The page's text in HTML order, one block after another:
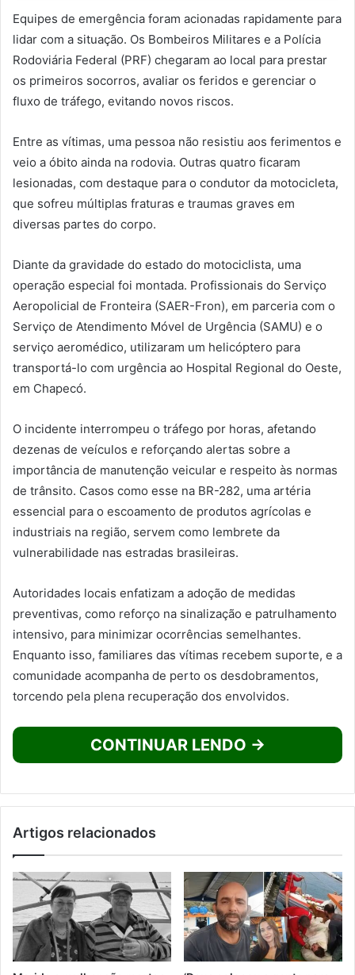
Equipes de emergência foram acionadas rapidamente para
lidar com a situação. Os Bombeiros Militares e a Polícia
Rodoviária Federal (PRF) chegaram ao local para prestar
os primeiros socorros, avaliar os feridos e gerenciar o
fluxo de tráfego, evitando novos riscos.
Entre as vítimas, uma pessoa não resistiu aos ferimentos e
veio a óbito ainda na rodovia. Outras quatro ficaram
lesionadas, com destaque para o condutor da motocicleta,
que sofreu múltiplas fraturas e traumas graves em
diversas partes do corpo.
Diante da gravidade do estado do motociclista, uma
operação especial foi montada. Profissionais do Serviço
Aeropolicial de Fronteira (SAER-Fron), em parceria com o
Serviço de Atendimento Móvel de Urgência (SAMU) e o
serviço aeromédico, utilizaram um helicóptero para
transportá-lo com urgência ao Hospital Regional do Oeste,
em Chapecó.
O incidente interrompeu o tráfego por horas, afetando
dezenas de veículos e reforçando alertas sobre a
importância de manutenção veicular e respeito às normas
de trânsito. Casos como esse na BR-282, uma artéria
essencial para o escoamento de produtos agrícolas e
industriais na região, servem como lembrete da
vulnerabilidade nas estradas brasileiras.
Autoridades locais enfatizam a adoção de medidas
preventivas, como reforço na sinalização e patrulhamento
intensivo, para minimizar ocorrências semelhantes.
Enquanto isso, familiares das vítimas recebem suporte, e a
comunidade acompanha de perto os desdobramentos,
torcendo pela plena recuperação dos envolvidos.
CONTINUAR LENDO →
Artigos relacionados